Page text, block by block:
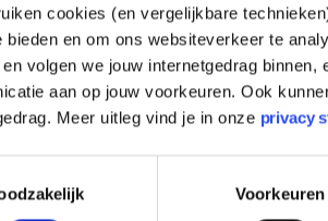
cookies (en vergelijkbare
bieden en om ons websiteverkeer te
volgen we jouw internetgedrag
aan op jouw voorkeuren. Ook
Meer uitleg vind je in onze privacy
Voorkeuren